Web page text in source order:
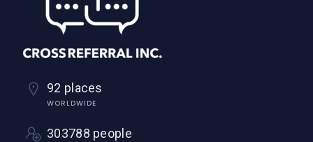
92 places
WORLDWIDE
303788 people